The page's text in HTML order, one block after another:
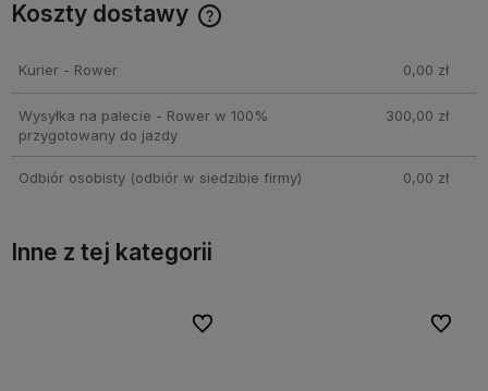
Koszty dostawy
Kurier - Rower 0,00 zł
Wysyłka na palecie - Rower w 100%
przygotowany do jazdy
300,00 zł
Odbiór osobisty(odbiór w siedzibie firmy) 0,00 zł
Inne z tej kategorii
Do ulubionych
Do ulubionych Do
Do